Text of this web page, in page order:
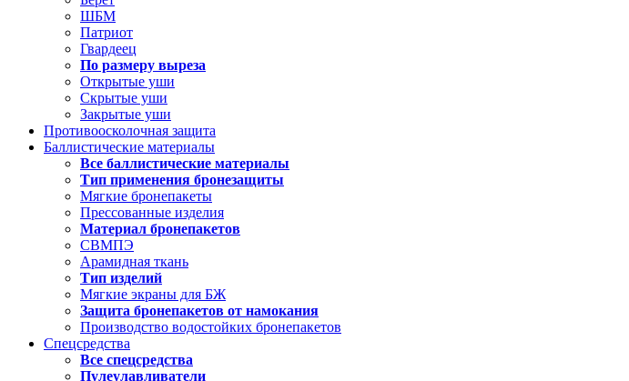
ШБМ
Патриот
Гвардеец
По размеру выреза
Открытые уши
Скрытые уши
Закрытые уши
Противоосколочная защита
Баллистические материалы
Все баллистические материалы
Тип применения бронезащиты
Мягкие бронепакеты
Прессованные изделия
Материал бронепакетов
СВМПЭ
Арамидная ткань
Тип изделий
Мягкие экраны для БЖ
Защита бронепакетов от намокания
Производство водостойких бронепакетов
Спецсредства
Все спецсредства
Пулеулавливатели